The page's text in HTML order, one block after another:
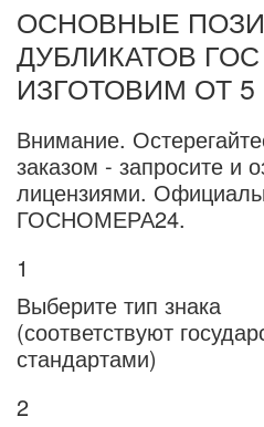
ОСНОВНЫЕ
ДУБЛИКАТОВ
ИЗГОТОВИМ ОТ
Внимание.
заказом - запросите и
лицензиями.
ГОСНОМЕРА24.
1
Выберите тип знака
(соответствуют
стандартами)
2